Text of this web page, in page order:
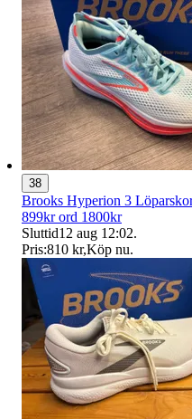
38
Brooks Hyperion 3
899kr ord 1800kr
Sluttid12 aug 12:02.
Pris:810 kr,Köp nu.